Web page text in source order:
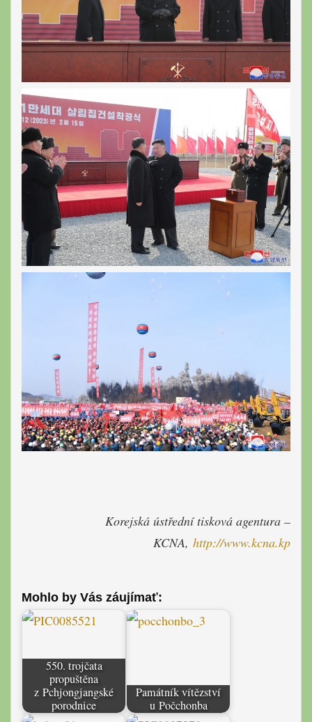
Korejská ústřední tisková agentura –
KCNA, http://www.kcna.kp
Mohlo by Vás záujímať:
550. trojčata
propuštěna
z Pchjongjangské
porodnice
Památník vítězství
u Počchonba